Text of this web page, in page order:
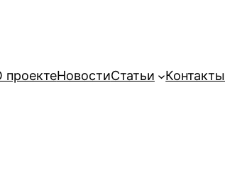
проектеНовостиСтатьи Контакты